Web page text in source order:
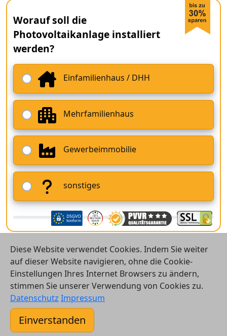
Worauf soll die
Photovoltaikanlage installiert
werden?
Einfamilienhaus / DHH
Mehrfamilienhaus
Gewerbeimmobilie
sonstiges
© 2026 Vergleichsrechner24 GmbH
Kontakt
Diese Website verwendet Cookies. Indem Sie weiter
auf dieser Website navigieren, ohne die Cookie-
Einstellungen Ihres Internet Browsers zu ändern,
stimmen Sie unserer Verwendung von Cookies zu.
Datenschutz Impressum
Einverstanden